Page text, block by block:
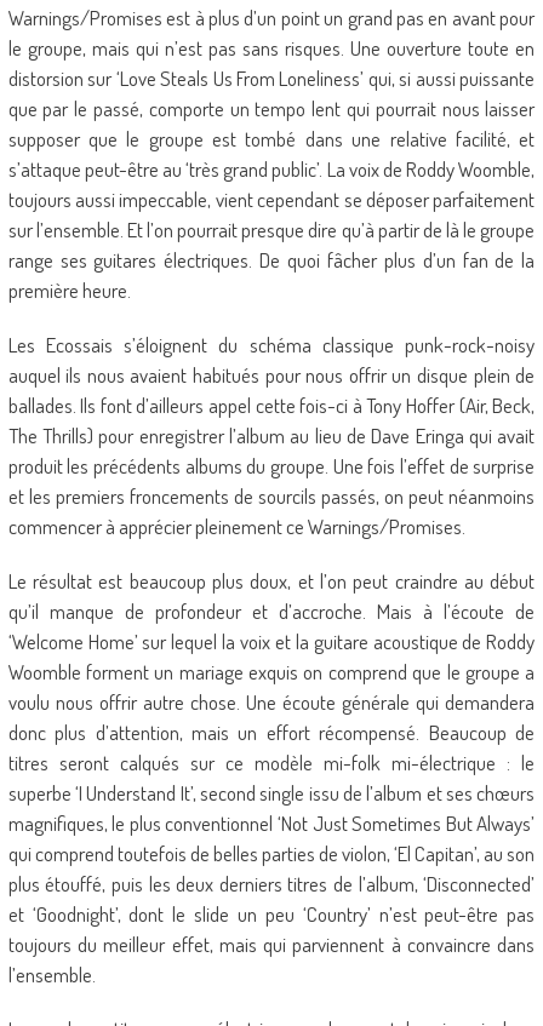
Warnings/Promises est à plus d’un point un grand pas en avant pour
le groupe, mais qui n’est pas sans risques. Une ouverture toute en
distorsion sur ‘Love Steals Us From Loneliness’ qui, si aussi puissante
que par le passé, comporte un tempo lent qui pourrait nous laisser
supposer que le groupe est tombé dans une relative facilité, et
s’attaque peut-être au ‘très grand public’. La voix de Roddy Woomble,
toujours aussi impeccable, vient cependant se déposer parfaitement
sur l’ensemble. Et l’on pourrait presque dire qu’à partir de là le groupe
range ses guitares électriques. De quoi fâcher plus d’un fan de la
première heure.
Les Ecossais s’éloignent du schéma classique punk-rock-noisy
auquel ils nous avaient habitués pour nous offrir un disque plein de
ballades. Ils font d’ailleurs appel cette fois-ci à Tony Hoffer (Air, Beck,
The Thrills) pour enregistrer l’album au lieu de Dave Eringa qui avait
produit les précédents albums du groupe. Une fois l’effet de surprise
et les premiers froncements de sourcils passés, on peut néanmoins
commencer à apprécier pleinement ce Warnings/Promises.
Le résultat est beaucoup plus doux, et l’on peut craindre au début
qu’il manque de profondeur et d’accroche. Mais à l’écoute de
‘Welcome Home’ sur lequel la voix et la guitare acoustique de Roddy
Woomble forment un mariage exquis on comprend que le groupe a
voulu nous offrir autre chose. Une écoute générale qui demandera
donc plus d’attention, mais un effort récompensé. Beaucoup de
titres seront calqués sur ce modèle mi-folk mi-électrique : le
superbe ‘I Understand It’, second single issu de l’album et ses chœurs
magnifiques, le plus conventionnel ‘Not Just Sometimes But Always’
qui comprend toutefois de belles parties de violon, ‘El Capitan’, au son
plus étouffé, puis les deux derniers titres de l’album, ‘Disconnected’
et ‘Goodnight’, dont le slide un peu ‘Country’ n’est peut-être pas
toujours du meilleur effet, mais qui parviennent à convaincre dans
l’ensemble.